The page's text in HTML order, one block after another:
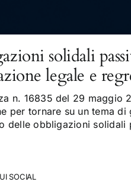
solidali
legale e
n. 16835 del 29 maggio
per tornare su un tema
delle obbligazioni
SOCIAL